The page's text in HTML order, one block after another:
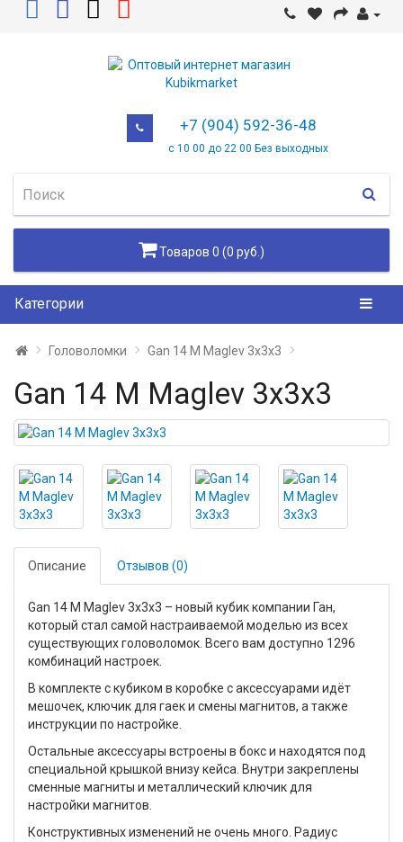
+7 (904) 592-36-48
с 10 00 до 22 00 Без выходных
Товаров 0 (0 руб.)
Категории
Головоломки Gan 14 M Maglev 3x3x3
Gan 14 M Maglev 3x3x3
Описание Отзывов (0)
Gan 14 M Maglev 3x3x3 – новый кубик компании Ган,
который стал самой настраиваемой моделью из всех
существующих головоломок. Всего вам доступно 1296
комбинаций настроек.
В комплекте с кубиком в коробке с аксессуарами идёт
мешочек, ключик для гаек и смены магнитов, а также
инструкции по настройке.
Остальные аксессуары встроены в бокс и находятся под
специальной крышкой внизу кейса. Внутри закреплены
сменные магниты и металлический ключик для
настройки магнитов.
Конструктивных изменений не очень много. Радиус